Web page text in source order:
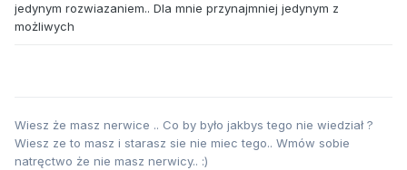
jedynym rozwiazaniem.. Dla mnie przynajmniej jedynym z
możliwych
Wiesz że masz nerwice .. Co by było jakbys tego nie wiedział ?
Wiesz ze to masz i starasz sie nie miec tego.. Wmów sobie
natręctwo że nie masz nerwicy.. :)